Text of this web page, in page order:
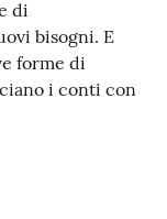
di
bisogni. E
forme di
i conti con